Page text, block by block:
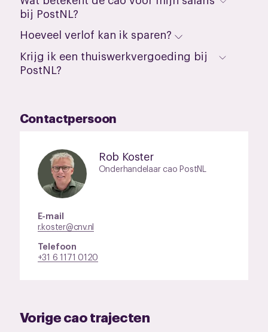
bij PostNL?
Hoeveel verlof kan ik sparen?
Krijg ik een thuiswerkvergoeding bij
PostNL?
Contactpersoon
Rob Koster
Onderhandelaar cao PostNL
E-mail
r.koster@cnv.nl
Telefoon
+31 6 1171 0120
Vorige cao trajecten